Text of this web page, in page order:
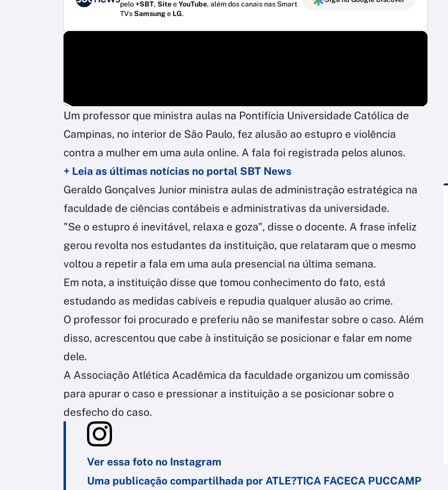
pelo+SBT, SiteeYouTube, além dos canais nas Smart
TVsSamsunge LG.
Um professor que ministra aulas na Pontifícia Universidade Católica de
Campinas, no interior de São Paulo, fez alusão ao estupro e violência
contra a mulher em uma aula online. A fala foi registrada pelos alunos.
+ Leia as últimas notícias no portal SBT News
Geraldo Gonçalves Junior ministra aulas de administração estratégica na
faculdade de ciências contábeis e administrativas da universidade.
"Se o estupro é inevitável, relaxa e goza", disse o docente. A frase infeliz
gerou revolta nos estudantes da instituição, que relataram que o mesmo
voltou a repetir a fala em uma aula presencial na última semana.
Em nota, a instituição disse que tomou conhecimento do fato, está
estudando as medidas cabíveis e repudia qualquer alusão ao crime.
O professor foi procurado e preferiu não se manifestar sobre o caso. Além
disso, acrescentou que cabe à instituição se posicionar e falar em nome
dele.
A Associação Atlética Acadêmica da faculdade organizou um comissão
para apurar o caso e pressionar a instituição a se posicionar sobre o
desfecho do caso.
Ver essa foto no Instagram
Uma publicação compartilhada por ATLE?TICA FACECA PUCCAMP